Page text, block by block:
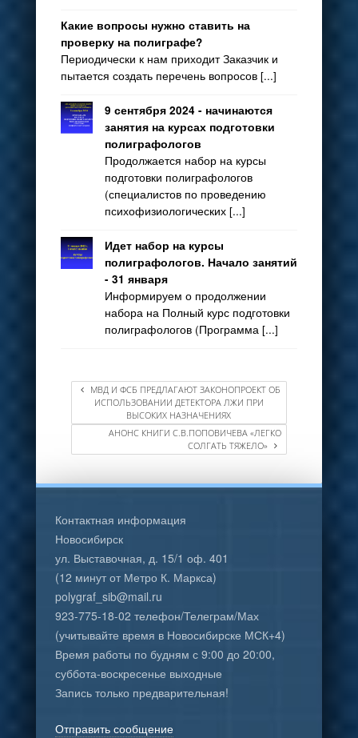
Какие вопросы нужно ставить на
проверку на полиграфе?
Периодически к нам приходит Заказчик и
пытается создать перечень вопросов [...]
9 сентября 2024 - начинаются
занятия на курсах подготовки
полиграфологов
Продолжается набор на курсы
подготовки полиграфологов
(специалистов по проведению
психофизиологических [...]
Идет набор на курсы
полиграфологов. Начало занятий
- 31 января
Информируем о продолжении
набора на Полный курс подготовки
полиграфологов (Программа [...]
МВД И ФСБ ПРЕДЛАГАЮТ ЗАКОНОПРОЕКТ ОБ
ИСПОЛЬЗОВАНИИ ДЕТЕКТОРА ЛЖИ ПРИ
ВЫСОКИХ НАЗНАЧЕНИЯХ
АНОНС КНИГИ С.В.ПОПОВИЧЕВА «ЛЕГКО
СОЛГАТЬ ТЯЖЕЛО»
Контактная информация
Новосибирск
ул. Выставочная, д. 15/1 оф. 401
(12 минут от Метро К. Маркса)
polygraf_sib@mail.ru
923-775-18-02 телефон/Телеграм/Мах
(учитывайте время в Новосибирске МСК+4)
Время работы по будням с 9:00 до 20:00,
суббота-воскресенье выходные
Запись только предварительная!
Отправить сообщение